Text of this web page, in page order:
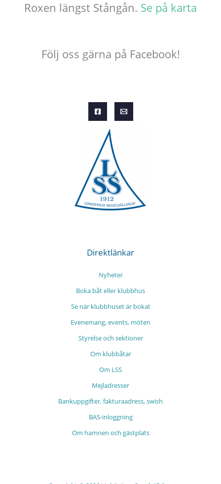
Roxen längst Stångån. Se på karta
Följ oss gärna på Facebook!
Direktlänkar
Nyheter
Boka båt eller klubbhus
Se när klubbhuset är bokat
Evenemang, events, möten
Styrelse och sektioner
Om klubbåtar
Om LSS
Mejladresser
Bankuppgifter, fakturaadress, swish
BAS-inloggning
Om hamnen och gästplats